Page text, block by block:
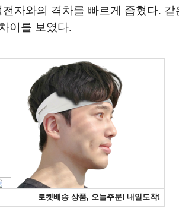
자와의 격차를 빠르게 좁혔다.
이를 보였다.